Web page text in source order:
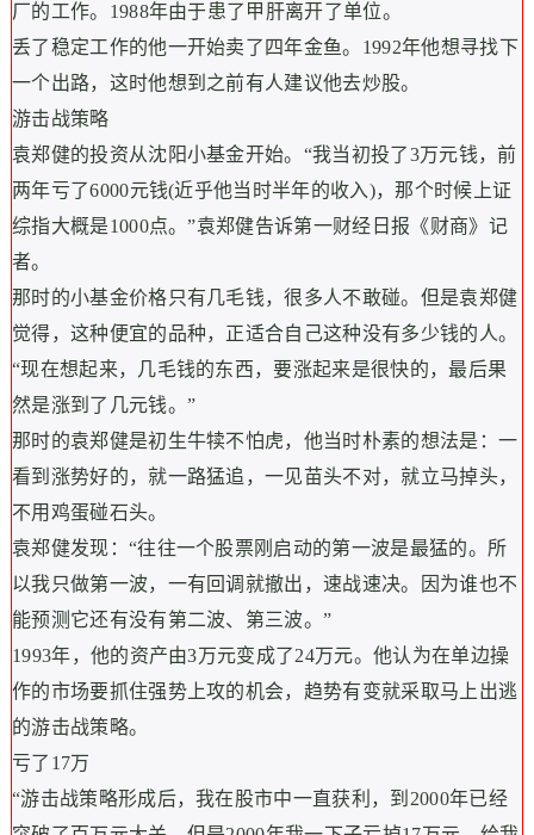
厂的工作。1988年由于患了甲肝离开了单位。
丢了稳定工作的他一开始卖了四年金鱼。1992年他想寻找下
一个出路，这时他想到之前有人建议他去炒股。
游击战策略
袁郑健的投资从沈阳小基金开始。“我当初投了3万元钱，前
两年亏了6000元钱(近乎他当时半年的收入)，那个时候上证
综指大概是1000点。”袁郑健告诉第一财经日报《财商》记
者。
那时的小基金价格只有几毛钱，很多人不敢碰。但是袁郑健
觉得，这种便宜的品种，正适合自己这种没有多少钱的人。
“现在想起来，几毛钱的东西，要涨起来是很快的，最后果
然是涨到了几元钱。”
那时的袁郑健是初生牛犊不怕虎，他当时朴素的想法是：一
看到涨势好的，就一路猛追，一见苗头不对，就立马掉头，
不用鸡蛋碰石头。
袁郑健发现：“往往一个股票刚启动的第一波是最猛的。所
以我只做第一波，一有回调就撤出，速战速决。因为谁也不
能预测它还有没有第二波、第三波。”
1993年，他的资产由3万元变成了24万元。他认为在单边操
作的市场要抓住强势上攻的机会，趋势有变就采取马上出逃
的游击战策略。
亏了17万
“游击战策略形成后，我在股市中一直获利，到2000年已经